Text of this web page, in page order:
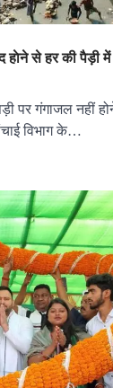
हाेने से हर की पैड़ी
पर गंगाजल नहीं
विभाग के…